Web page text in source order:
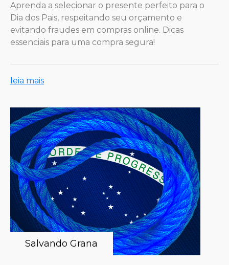
Aprenda a selecionar o presente perfeito para o
Dia dos Pais, respeitando seu orçamento e
evitando fraudes em compras online. Dicas
essenciais para uma compra segura!
leia mais
Salvando Grana